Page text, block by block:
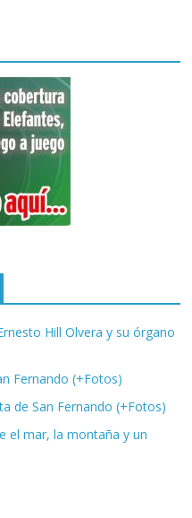
Hill Olvera y su órgano
Fernando (+Fotos)
de San Fernando (+Fotos)
el mar, la montaña y un